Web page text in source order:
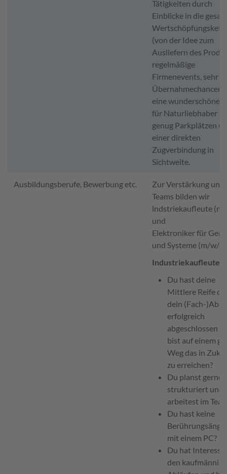
Tätigkeiten durch
Einblicke in die
(von der Idee zum
Ausliefern des
regelmäßige
Firmenevents, sehr
Übernahmechancen
eine wunderschöne
für Naturliebhaber
genug Parkplätzen
einer direkten
Zugverbindung in
Sichtweite.
Ausbildungsberufe, Bewerbung etc.
Zur Verstärkung
Teams bilden wir
lndstriekaufleute
und
Elektroniker für
und Systeme (m/w/d)
Industriekaufleute:
Du hast deine
Mittlere Reife
dein (Fach-
erfolgreich
abgeschlossen
bist auf einem
Weg das in
zu erreichen?
Du planst gerne
strukturiert und
arbeitest im
Du hast keine
mit einem PC?
Du hat Interesse
den